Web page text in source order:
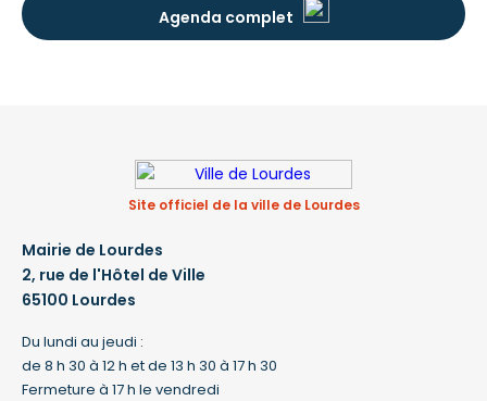
Agenda complet
Site officiel de la ville de Lourdes
Mairie de Lourdes
2, rue de l'Hôtel de Ville
65100 Lourdes
Du lundi au jeudi :
de 8 h 30 à 12 h et de 13 h 30 à 17 h 30
Fermeture à 17 h le vendredi